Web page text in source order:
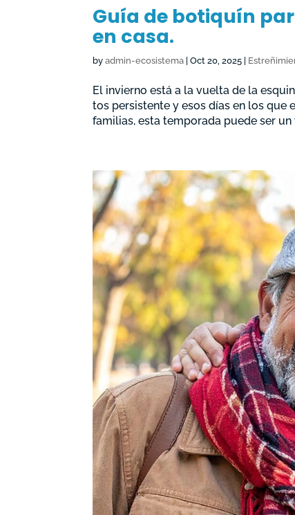
Guía de botiquín
en casa.
byadmin-ecosistema |Oct 20, 2025
El invierno está a la vuelta de la
tos persistente y esos días en los que
familias, esta temporada puede ser un